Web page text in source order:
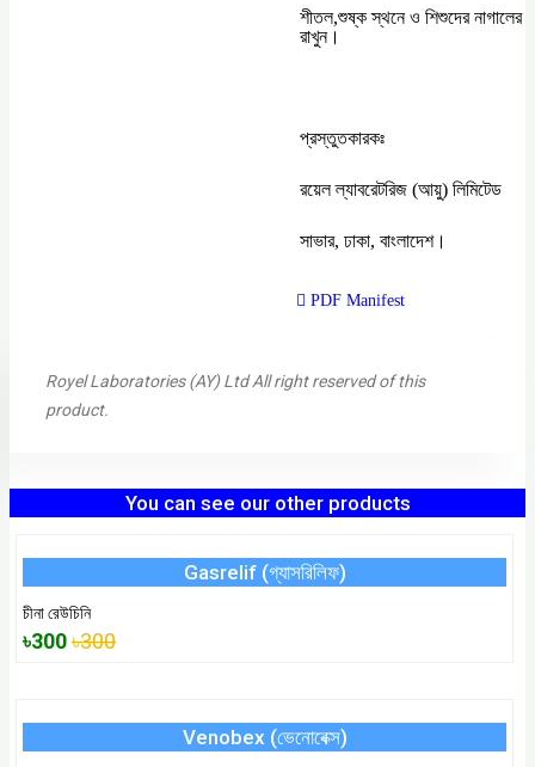
শীতল,শুষ্ক স্থনে ও শিশুদের নাগালের
রাখুন।
প্রস্তুতকারকঃ
রয়েল ল্যাবরেটরিজ (আয়ু) লিমিটেড
সাভার, ঢাকা, বাংলাদেশ।
PDF Manifest
Royel Laboratories (AY) Ltd All right reserved of this
product.
You can see our other products
Gasrelif (গ্যাসরিলিফ)
চীনা রেউচিনি
৳300৳300
Venobex (ভেনোবেক্স)